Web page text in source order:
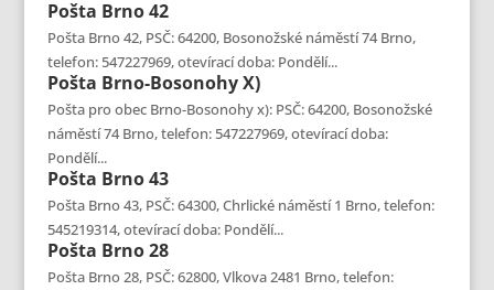
Pošta Brno 42
Pošta Brno 42, PSČ: 64200, Bosonožské náměstí 74 Brno,
telefon: 547227969, otevírací doba: Pondělí...
Pošta Brno-Bosonohy X)
Pošta pro obec Brno-Bosonohy x): PSČ: 64200, Bosonožské
náměstí 74 Brno, telefon: 547227969, otevírací doba:
Pondělí...
Pošta Brno 43
Pošta Brno 43, PSČ: 64300, Chrlické náměstí 1 Brno, telefon:
545219314, otevírací doba: Pondělí...
Pošta Brno 28
Pošta Brno 28, PSČ: 62800, Vlkova 2481 Brno, telefon: